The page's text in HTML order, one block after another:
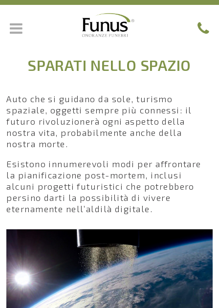
SPARATI NELLO SPAZIO
Auto che si guidano da sole, turismo
spaziale, oggetti sempre più connessi: il
futuro rivoluzionerà ogni aspetto della
nostra vita, probabilmente anche della
nostra morte.
Esistono innumerevoli modi per affrontare
la pianificazione post-mortem, inclusi
alcuni progetti futuristici che potrebbero
persino darti la possibilità di vivere
eternamente nell’aldilà digitale.